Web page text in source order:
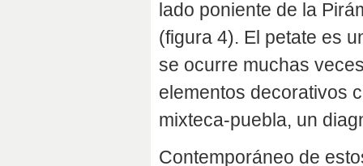
lado poniente de la
(figura 4). El petate es
se ocurre muchas
elementos decorativos
mixteca-puebla, un
Contemporáneo de